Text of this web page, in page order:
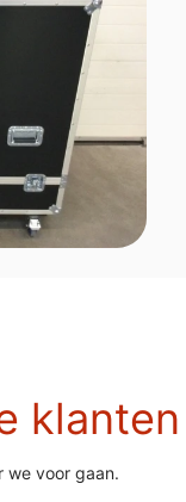
klanten
we voor gaan.